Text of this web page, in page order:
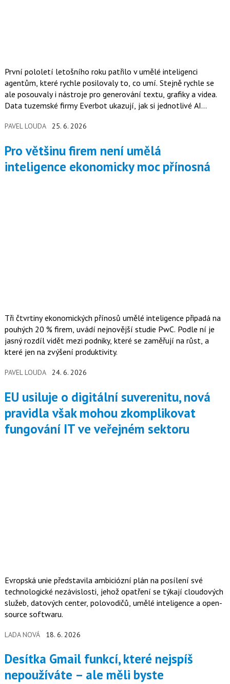
První pololetí letošního roku patřilo v umělé inteligenci
agentům, které rychle posilovaly to, co umí. Stejně rychle se
ale posouvaly i nástroje pro generování textu, grafiky a videa.
Data tuzemské firmy Everbot ukazují, jak si jednotlivé AI
PAVEL LOUDA 25. 6. 2026
Pro většinu firem není umělá
inteligence ekonomicky moc přínosná
Tři čtvrtiny ekonomických přínosů umělé inteligence připadá na
pouhých 20 % firem, uvádí nejnovější studie PwC. Podle ní je
jasný rozdíl vidět mezi podniky, které se zaměřují na růst, a
které jen na zvýšení produktivity.
PAVEL LOUDA 24. 6. 2026
EU usiluje o digitální suverenitu, nová
pravidla však mohou zkomplikovat
fungování IT ve veřejném sektoru
Evropská unie představila ambiciózní plán na posílení své
technologické nezávislosti, jehož opatření se týkají cloudových
služeb, datových center, polovodičů, umělé inteligence a open-
source softwaru.
LADA NOVÁ 18. 6. 2026
Desítka Gmail funkcí, které nejspíš
nepoužíváte – ale měli byste